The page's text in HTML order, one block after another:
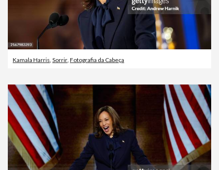
Kamala Harris Sorrir Fotografia da Cabeça